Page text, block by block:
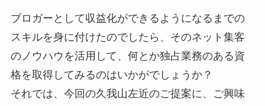
ブロガーとして収益化ができるようになるまでの
スキルを身に付けたのでしたら、そのネット集客
のノウハウを活用して、何とか独占業務のある資
格を取得してみるのはいかがでしょうか？
それでは、今回の久我山左近のご提案に、ご興味